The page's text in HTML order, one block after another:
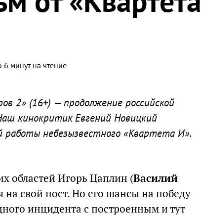
6 минут на чтение
2» (16+) — продолжение российской
кинокритик Евгений Новицкий
работы небезызвестного «Квартета И».
областей Игорь Цаплин (Василий
на свой пост. Но его шансы на победу
инцидента с построенным и тут